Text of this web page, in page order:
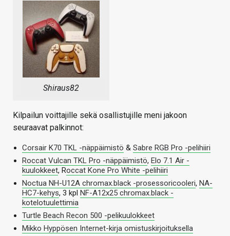
Shiraus82
Kilpailun voittajille sekä osallistujille meni jakoon
seuraavat palkinnot:
Corsair K70 TKL -näppäimistö & Sabre RGB Pro -pelihiiri
Roccat Vulcan TKL Pro -näppäimistö, Elo 7.1 Air -
kuulokkeet, Roccat Kone Pro White -pelihiiri
Noctua NH-U12A chromax.black -prosessoricooleri, NA-
HC7-kehys, 3 kpl NF-A12x25 chromax.black -
kotelotuulettimia
Turtle Beach Recon 500 -pelikuulokkeet
Mikko Hyppösen Internet-kirja omistuskirjoituksella